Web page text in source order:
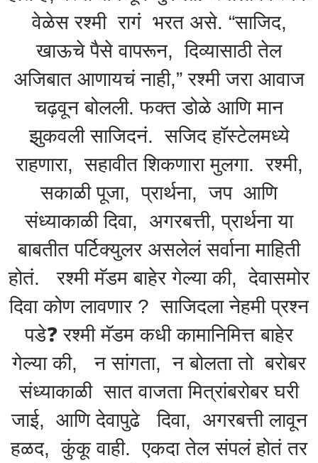
वेळेस रश्मी रागं भरत असे. “साजिद,
खाऊचे पैसे वापरून, दिव्यासाठी तेल
अजिबात आणायचं नाही,” रश्मी जरा आवाज
चढ़वून बोलली. फक्त डोळे आणि मान
झुकवली साजिदनं. सजिद हॉस्टेलमध्ये
राहणारा, सहावीत शिकणारा मुलगा. रश्मी,
सकाळी पूजा, प्रार्थना, जप आणि
संध्याकाळी दिवा, अगरबत्ती, प्रार्थना या
बाबतीत पर्टिक्युलर असलेलं सर्वाना माहिती
होतं. रश्मी मॅडम बाहेर गेल्या की, देवासमोर
दिवा कोण लावणार ? साजिदला नेहमी प्रश्न
पडे❓️ रश्मी मॅडम कधी कामानिमित्त बाहेर
गेल्या की, न सांगता, न बोलता तो बरोबर
संध्याकाळी सात वाजता मित्रांबरोबर घरी
जाई, आणि देवापुढे दिवा, अगरबत्ती लावून
हळद, कुंकू वाही. एकदा तेल संपलं होतं तर